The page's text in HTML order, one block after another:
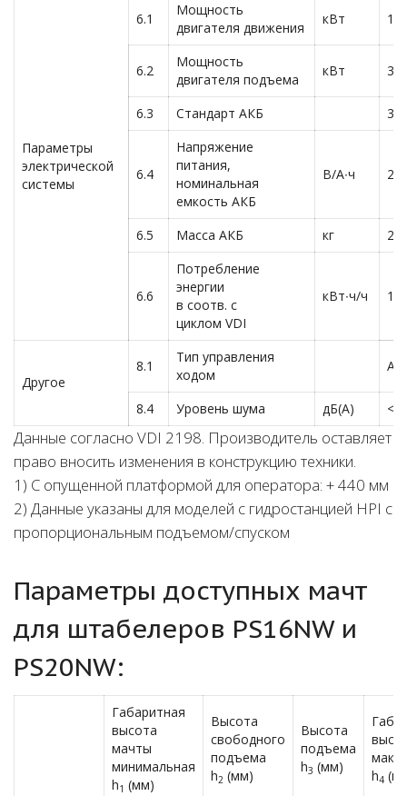
Параметры
электрической
системы
6.1
Мощность
двигателя движения
кВт 1,4
6.2
Мощность
двигателя подъема
кВт 3,0
6.3 Стандарт АКБ
6.4
Напряжение
питания,
номинальная
емкость АКБ
В/А∙ч
6.5 Масса АКБ кг
6.6
Потребление
энергии
в соотв. с
циклом VDI
кВт∙ч/ч
Другое
8.1
Тип управления
ходом
8.4 Уровень шума дБ(A)
Данные согласно VDI 2198. Производитель оставляет
право вносить изменения в конструкцию техники.
1) C опущенной платформой для оператора: + 440 мм
2) Данные указаны для моделей с гидростанцией HPI с
пропорциональным подъемом/спуском
Параметры доступных мачт
для штабелеров PS16NW и
PS20NW:
Габаритная
высота
мачты
минимальная
h1 (мм)
Высота
свободного
подъема
h2 (мм)
Высота
подъема
h3 (мм)
h4